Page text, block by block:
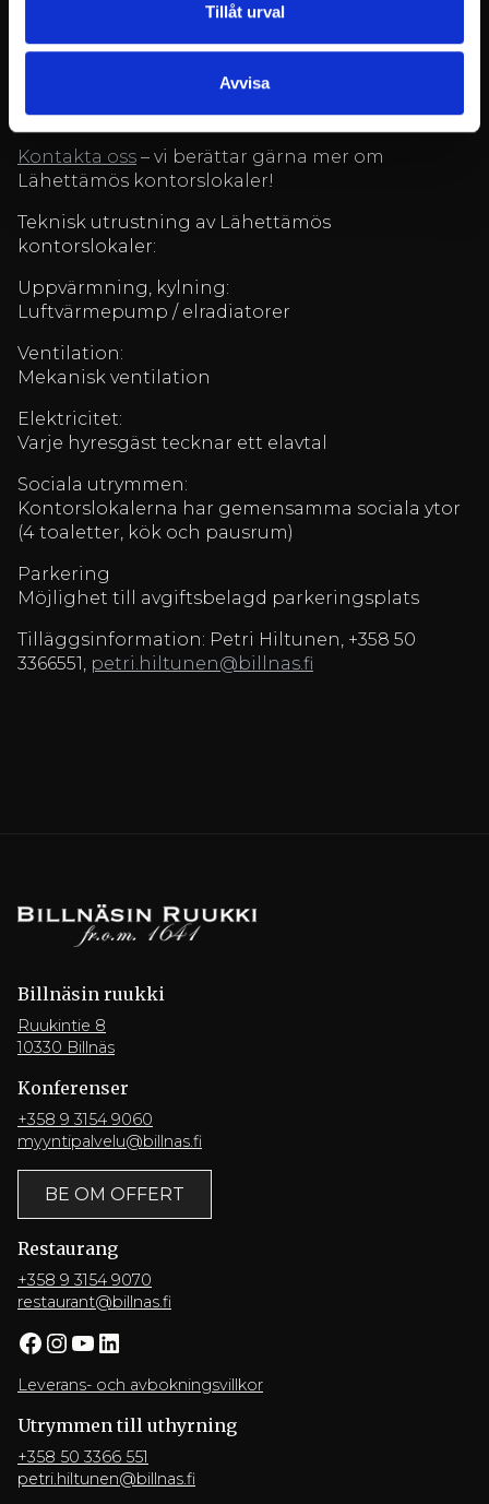
Tillåt urval
Avvisa
Det omfattande renoveringsprojektet kommer
kontorsytorna på byggnadens 2:a våning är klara.
Uthyrning av kontorslokaler startar nu.
Kontakta oss – vi berättar gärna mer om
Lähettämös kontorslokaler!
Teknisk utrustning av Lähettämös
kontorslokaler:
Uppvärmning, kylning:
Luftvärmepump / elradiatorer
Ventilation:
Mekanisk ventilation
Elektricitet:
Varje hyresgäst tecknar ett elavtal
Sociala utrymmen:
Kontorslokalerna har gemensamma sociala ytor
(4 toaletter, kök och pausrum)
Parkering
Möjlighet till avgiftsbelagd parkeringsplats
Tilläggsinformation: Petri Hiltunen, +358 50
3366551, petri.hiltunen@billnas.fi
Billnäsin ruukki
Ruukintie 8
10330 Billnäs
Konferenser
+358 9 3154 9060
myyntipalvelu@billnas.fi
BE OM OFFERT
Restaurang
+358 9 3154 9070
restaurant@billnas.fi
Facebook InstagramYouTube LinkedIn
Leverans- och avbokningsvillkor
Utrymmen till uthyrning
+358 50 3366 551
petri.hiltunen@billnas.fi